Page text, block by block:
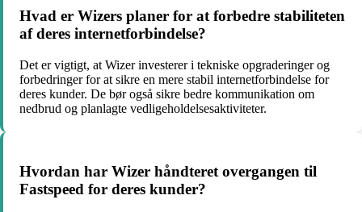
Hvad er Wizers planer for at forbedre stabiliteten
af deres internetforbindelse?
Det er vigtigt, at Wizer investerer i tekniske opgraderinger og
forbedringer for at sikre en mere stabil internetforbindelse for
deres kunder. De bør også sikre bedre kommunikation om
nedbrud og planlagte vedligeholdelsesaktiviteter.
Hvordan har Wizer håndteret overgangen til
Fastspeed for deres kunder?